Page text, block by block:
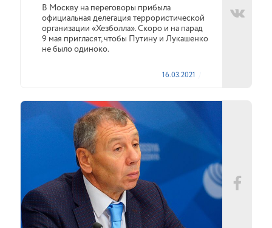
В Москву на переговоры прибыла
официальная делегация террористической
организации «Хезболла». Скоро и на парад
9 мая пригласят, чтобы Путину и Лукашенко
не было одиноко.
16.03.2021